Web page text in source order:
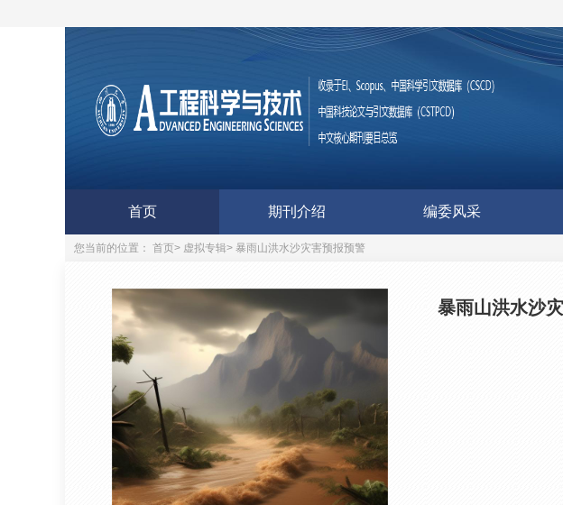
首页 期刊介绍 编委风采
您当前的位置： 首页> 虚拟专辑> 暴雨山洪水沙灾害预报预警
暴雨山洪水沙